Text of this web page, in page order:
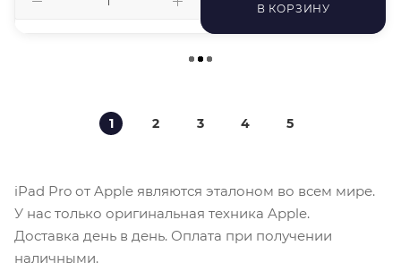
В КОРЗИНУ
1 2 3 4 5
iPad Pro от Apple являются эталоном во всем мире.
У нас только оригинальная техника Apple.
Доставка день в день. Оплата при получении
наличными.